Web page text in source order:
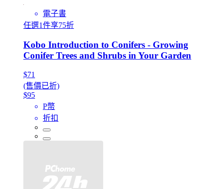
電子書
任選1件享75折
Kobo Introduction to Conifers - Growing
Conifer Trees and Shrubs in Your Garden
$71
(售價已折)
$95
P幣
折扣